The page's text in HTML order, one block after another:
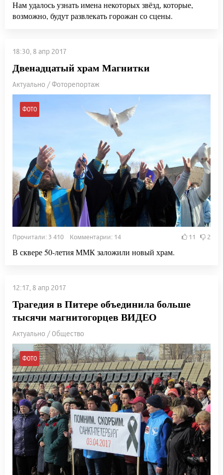
Нам удалось узнать имена некоторых звёзд, которые,
возможно, будут развлекать горожан со сцены.
18:30, 8 апр 2017
Двенадцатый храм Магнитки
Актуально / Фоторепортаж
ФОТО
Прочитали: 3 410 Комментарии: 14 11 2
В сквере 50-летия ММК заложили новый храм.
12:17, 8 апр 2017
Трагедия в Питере объединила больше
тысячи магнитогорцев ВИДЕО
Актуально / Общество
ФОТО